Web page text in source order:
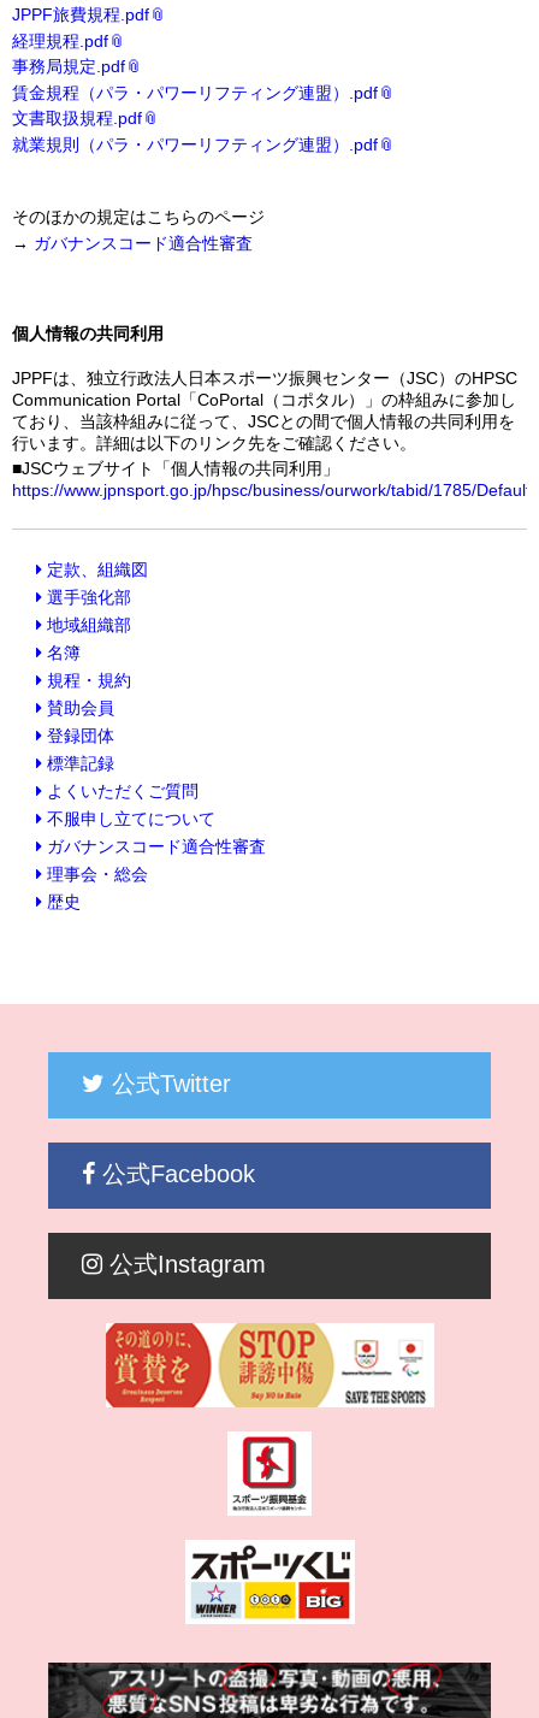
JPPF旅費規程.pdf
経理規程.pdf
事務局規定.pdf
賃金規程（パラ・パワーリフティング連盟）.pdf
文書取扱規程.pdf
就業規則（パラ・パワーリフティング連盟）.pdf
そのほかの規定はこちらのページ
→ ガバナンスコード適合性審査
個人情報の共同利用
JPPFは、独立行政法人日本スポーツ振興センター（JSC）のHPSC
Communication Portal「CoPortal（コポタル）」の枠組みに参加し
ており、当該枠組みに従って、JSCとの間で個人情報の共同利用を
行います。詳細は以下のリンク先をご確認ください。
■JSCウェブサイト「個人情報の共同利用」
https://www.jpnsport.go.jp/hpsc/business/ourwork/tabid/1785/
定款、組織図
選手強化部
地域組織部
名簿
規程・規約
賛助会員
登録団体
標準記録
よくいただくご質問
不服申し立てについて
ガバナンスコード適合性審査
理事会・総会
歴史
公式Twitter
公式Facebook
公式Instagram